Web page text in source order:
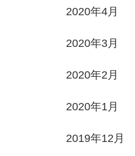
2020年4月
2020年3月
2020年2月
2020年1月
2019年12月